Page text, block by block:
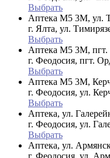
Выбрать
Аптека М5 3М, ул.
г. Ялта, ул.
Выбрать
Аптека М5 3М, пгт.
г. Феодосия, пгт.
Выбрать
Аптека М5 3М,
г. Феодосия, ул.
Выбрать
Аптека, ул.
г. Феодосия, ул.
Выбрать
Аптека, ул.